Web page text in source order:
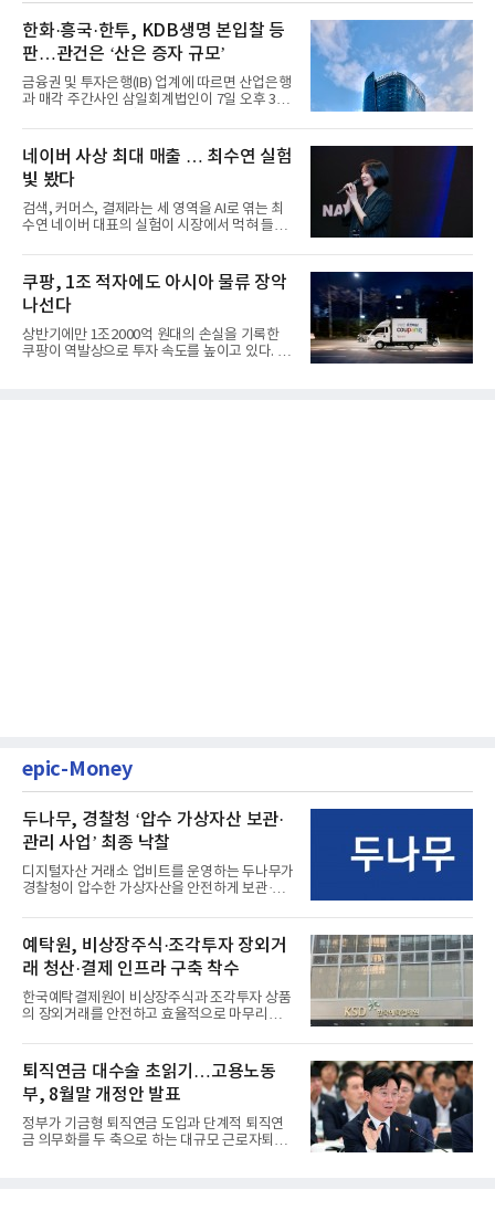
한화·흥국·한투, KDB생명 본입찰 등
판…관건은 ‘산은 증자 규모’
금융권 및 투자은행(IB) 업계에 따르면 산업은행
과 매각 주간사인 삼일회계법인이 7일 오후 3시
네이버 사상 최대 매출 … 최수연 실험
빛 봤다
검색, 커머스, 결제라는 세 영역을 AI로 엮는 최
수연 네이버 대표의 실험이 시장에서 먹혀 들어
쿠팡, 1조 적자에도 아시아 물류 장악
나선다
상반기에만 1조2000억 원대의 손실을 기록한
쿠팡이 역발상으로 투자 속도를 높이고 있다. 이
epic-Money
두나무, 경찰청 ‘압수 가상자산 보관·
관리 사업’ 최종 낙찰
디지털자산 거래소 업비트를 운영하는 두나무가
경찰청이 압수한 가상자산을 안전하게 보관·관
예탁원, 비상장주식·조각투자 장외거
래 청산·결제 인프라 구축 착수
한국예탁결제원이 비상장주식과 조각투자 상품
의 장외거래를 안전하고 효율적으로 마무리하기
퇴직연금 대수술 초읽기…고용노동
부, 8월말 개정안 발표
정부가 기금형 퇴직연금 도입과 단계적 퇴직연
금 의무화를 두 축으로 하는 대규모 근로자퇴직